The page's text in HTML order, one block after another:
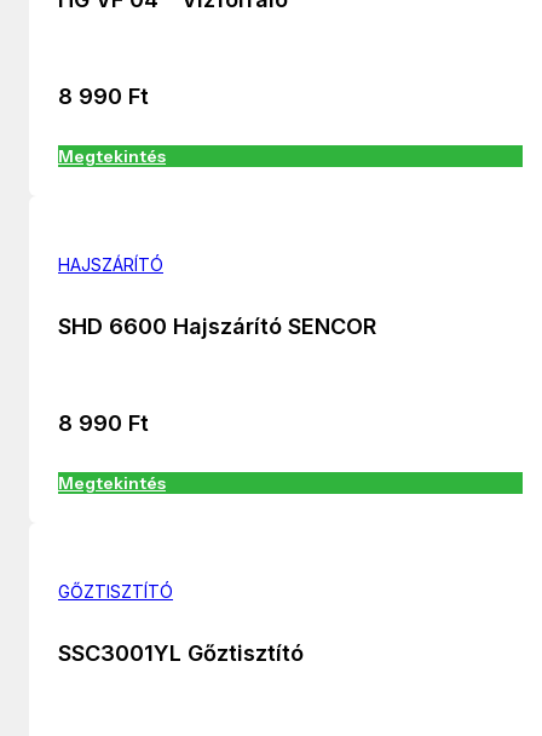
8 990 Ft
Megtekintés
HAJSZÁRÍTÓ
SHD 6600 Hajszárító SENCOR
8 990 Ft
Megtekintés
GŐZTISZTÍTÓ
SSC3001YL Gőztisztító